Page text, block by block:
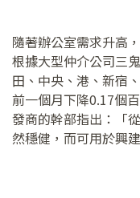
隨著辦公室需求升高
根據大型仲介公司三
田、中央、港、新宿
前一個月下降0.17個
發商的幹部指出：「
然穩健，而可用於興